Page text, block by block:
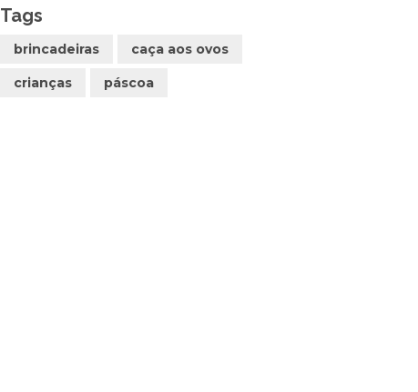
Tags
brincadeiras caça aos ovos
crianças páscoa